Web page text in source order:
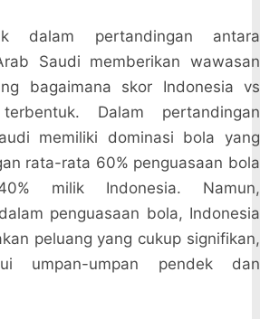
dalam pertandingan antara
Saudi memberikan wawasan
bagaimana skor Indonesia vs
Dalam pertandingan
memiliki dominasi bola yang
rata-rata 60% penguasaan bola
milik Indonesia. Namun,
penguasaan bola, Indonesia
peluang yang cukup signifikan,
umpan-umpan pendek dan